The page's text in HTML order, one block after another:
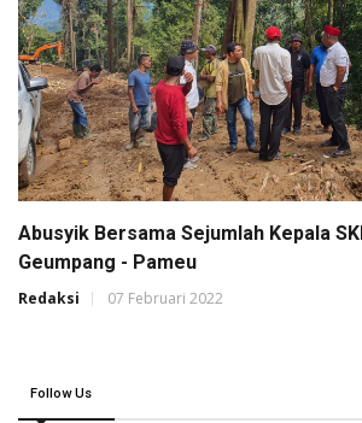
Abusyik Bersama Sejumlah Kepala
Geumpang - Pameu
Redaksi 07 Februari 2022
Follow Us